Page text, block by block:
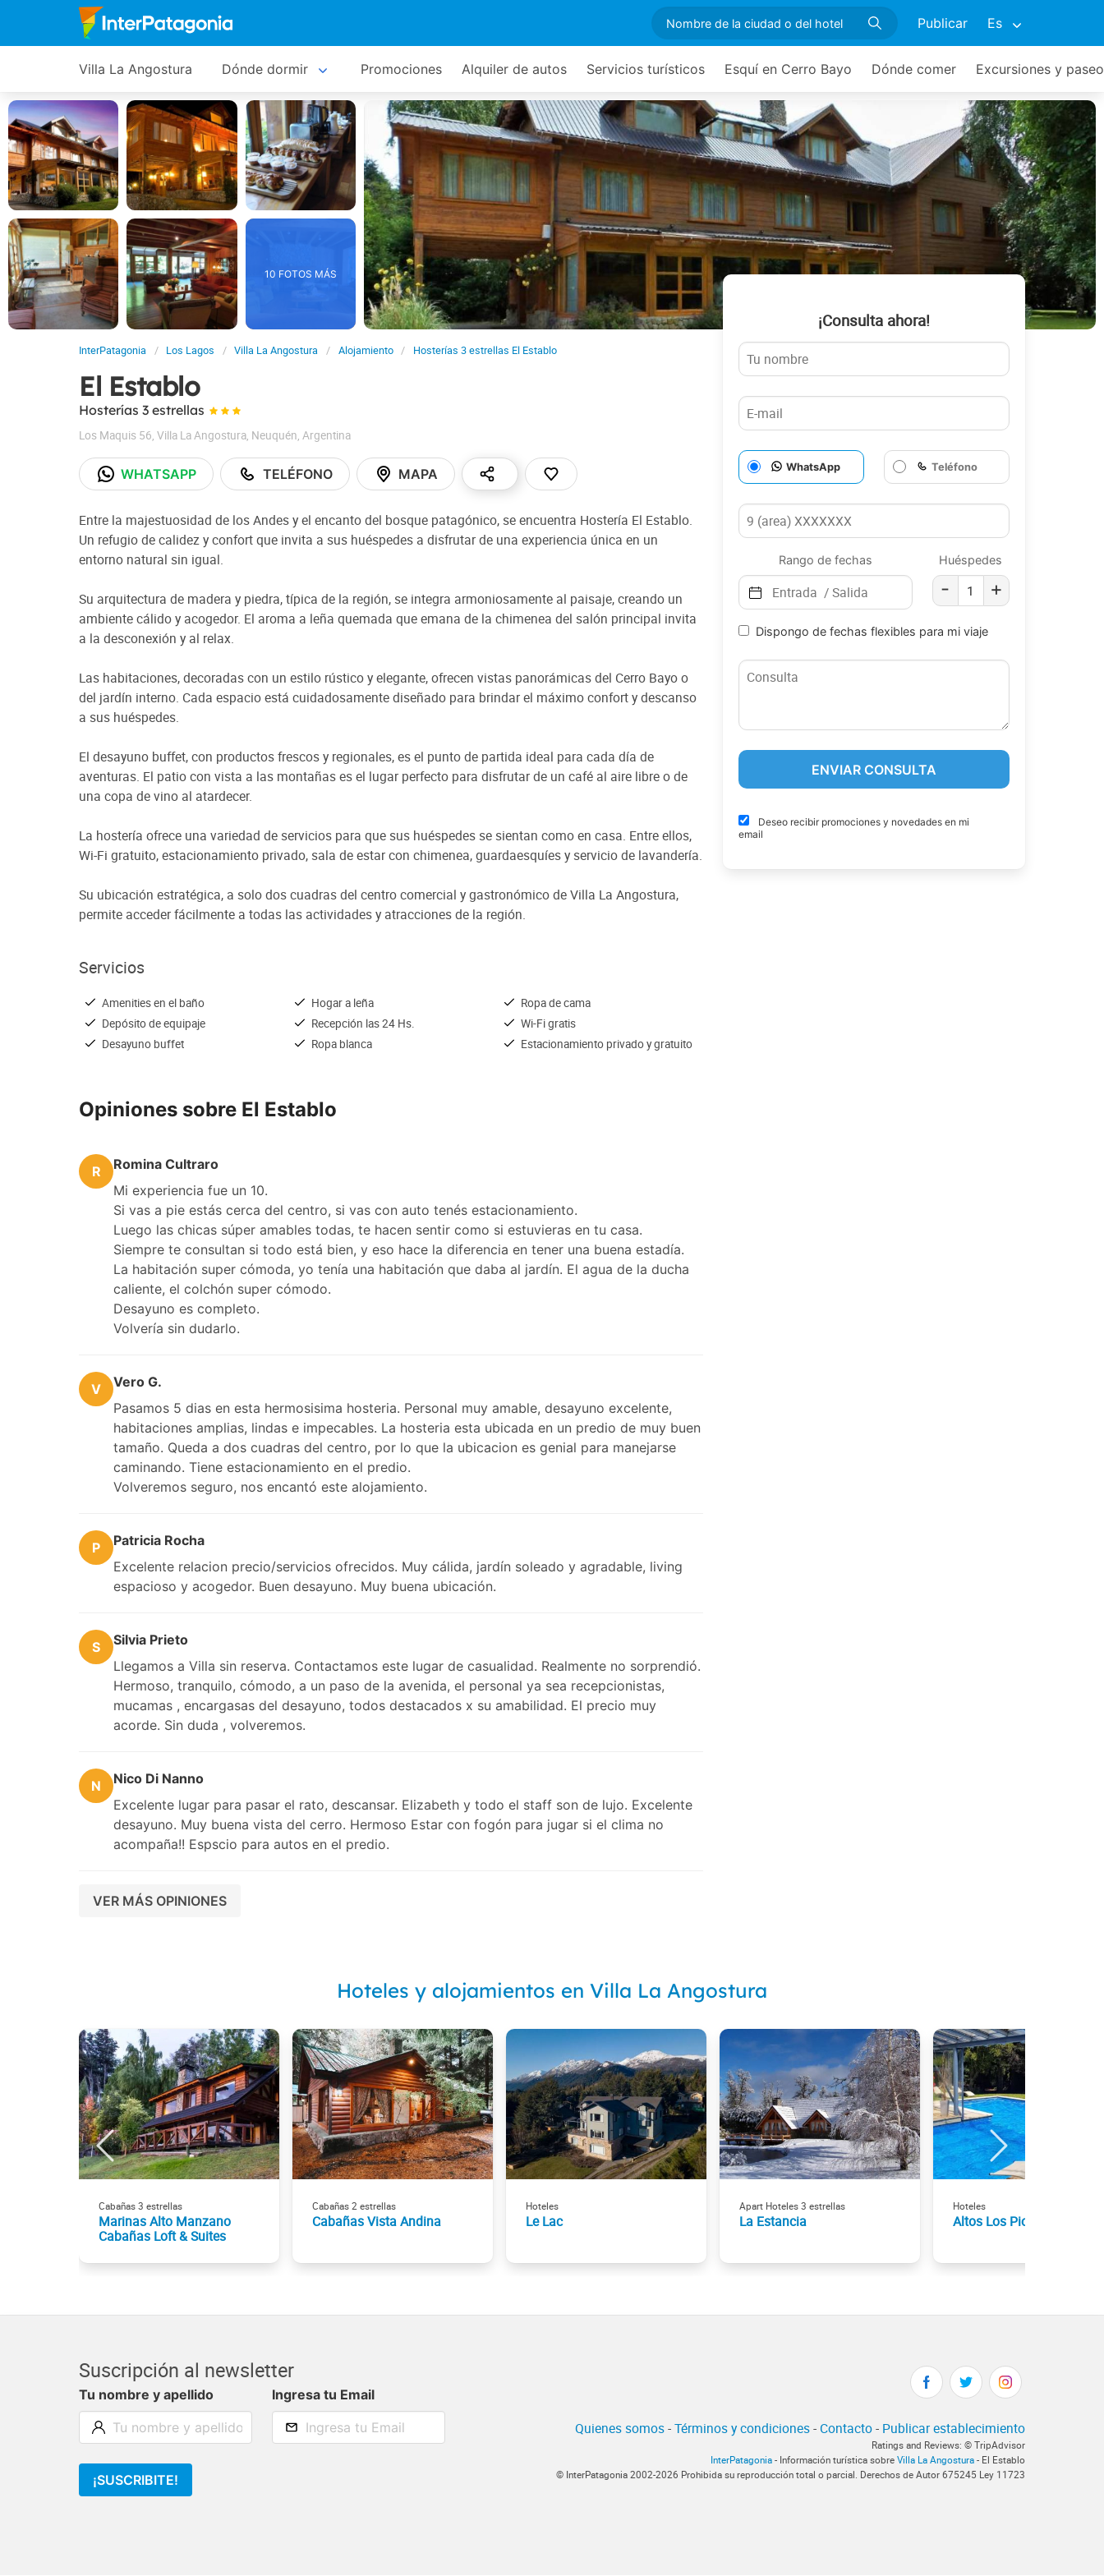
Publicar Es
Villa La Angostura Dónde dormir Promociones Alquiler de autos Servicios turísticos Esquí en Cerro Bayo Dónde comer Excursiones y
10 FOTOS MÁS
InterPatagonia Los Lagos Villa La Angostura Alojamiento Hosterías 3 estrellas El Establo
El Establo
Hosterías 3 estrellas
Los Maquis 56, Villa La Angostura, Neuquén, Argentina
WHATSAPP TELÉFONO MAPA
Entre la majestuosidad de los Andes y el encanto del bosque patagónico, se encuentra Hostería El Establo.
Un refugio de calidez y confort que invita a sus huéspedes a disfrutar de una experiencia única en un
entorno natural sin igual.
Su arquitectura de madera y piedra, típica de la región, se integra armoniosamente al paisaje, creando un
ambiente cálido y acogedor. El aroma a leña quemada que emana de la chimenea del salón principal invita
a la desconexión y al relax.
Las habitaciones, decoradas con un estilo rústico y elegante, ofrecen vistas panorámicas del Cerro Bayo o
del jardín interno. Cada espacio está cuidadosamente diseñado para brindar el máximo confort y descanso
a sus huéspedes.
El desayuno buffet, con productos frescos y regionales, es el punto de partida ideal para cada día de
aventuras. El patio con vista a las montañas es el lugar perfecto para disfrutar de un café al aire libre o de
una copa de vino al atardecer.
La hostería ofrece una variedad de servicios para que sus huéspedes se sientan como en casa. Entre ellos,
Wi-Fi gratuito, estacionamiento privado, sala de estar con chimenea, guardaesquíes y servicio de lavandería.
Su ubicación estratégica, a solo dos cuadras del centro comercial y gastronómico de Villa La Angostura,
permite acceder fácilmente a todas las actividades y atracciones de la región.
Servicios
Amenities en el baño
Depósito de equipaje
Desayuno buffet
Hogar a leña
Recepción las 24 Hs.
Ropa blanca
Ropa de cama
Wi-Fi gratis
Estacionamiento privado y gratuito
Opiniones sobre El Establo
R
Romina Cultraro
Mi experiencia fue un 10.
Si vas a pie estás cerca del centro, si vas con auto tenés estacionamiento.
Luego las chicas súper amables todas, te hacen sentir como si estuvieras en tu casa.
Siempre te consultan si todo está bien, y eso hace la diferencia en tener una buena estadía.
La habitación super cómoda, yo tenía una habitación que daba al jardín. El agua de la ducha
caliente, el colchón super cómodo.
Desayuno es completo.
Volvería sin dudarlo.
V
Vero G.
Pasamos 5 dias en esta hermosisima hosteria. Personal muy amable, desayuno excelente,
habitaciones amplias, lindas e impecables. La hosteria esta ubicada en un predio de muy buen
tamaño. Queda a dos cuadras del centro, por lo que la ubicacion es genial para manejarse
caminando. Tiene estacionamiento en el predio.
Volveremos seguro, nos encantó este alojamiento.
P
Patricia Rocha
Excelente relacion precio/servicios ofrecidos. Muy cálida, jardín soleado y agradable, living
espacioso y acogedor. Buen desayuno. Muy buena ubicación.
S
Silvia Prieto
Llegamos a Villa sin reserva. Contactamos este lugar de casualidad. Realmente no sorprendió.
Hermoso, tranquilo, cómodo, a un paso de la avenida, el personal ya sea recepcionistas,
mucamas , encargasas del desayuno, todos destacados x su amabilidad. El precio muy
acorde. Sin duda , volveremos.
N
Nico Di Nanno
Excelente lugar para pasar el rato, descansar. Elizabeth y todo el staff son de lujo. Excelente
desayuno. Muy buena vista del cerro. Hermoso Estar con fogón para jugar si el clima no
acompaña!! Espscio para autos en el predio.
VER MÁS OPINIONES
¡Consulta ahora!
WhatsApp Teléfono
Rango de fechas Huéspedes
- +
Dispongo de fechas flexibles para mi viaje
Deseo recibir promociones y novedades en mi
email
Hoteles y alojamientos en Villa La Angostura
Cabañas 3 estrellas
Marinas Alto Manzano
Cabañas Loft & Suites
Cabañas 2 estrellas
Cabañas Vista Andina
Hoteles
Le Lac
Apart Hoteles 3 estrellas
La Estancia
Hoteles
Altos Los Pioneros & SPA
Suscripción al newsletter
Tu nombre y apellido Ingresa tu Email
¡SUSCRIBITE!
Quienes somos-Términos y condiciones- Contacto- Publicar establecimiento
Ratings and Reviews: © TripAdvisor
InterPatagonia - Información turística sobre Villa La Angostura - El Establo
© InterPatagonia 2002-2026 Prohibida su reproducción total o parcial. Derechos de Autor 675245 Ley 11723